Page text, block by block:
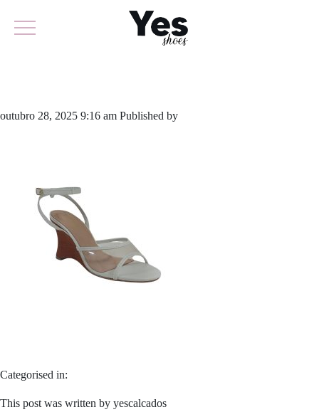
outubro 28, 2025 9:16 am Published by
Categorised in:
This post was written by yescalcados